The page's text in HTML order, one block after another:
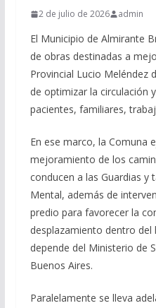
2 de julio de 2026 admin
El Municipio de Almirante
de obras destinadas a
Provincial Lucio Meléndez
de optimizar la circulación
pacientes, familiares,
En ese marco, la Comuna
mejoramiento de los
conducen a las Guardias y
Mental, además de
predio para favorecer la
desplazamiento dentro
depende del Ministerio de
Buenos Aires.
Paralelamente se lleva